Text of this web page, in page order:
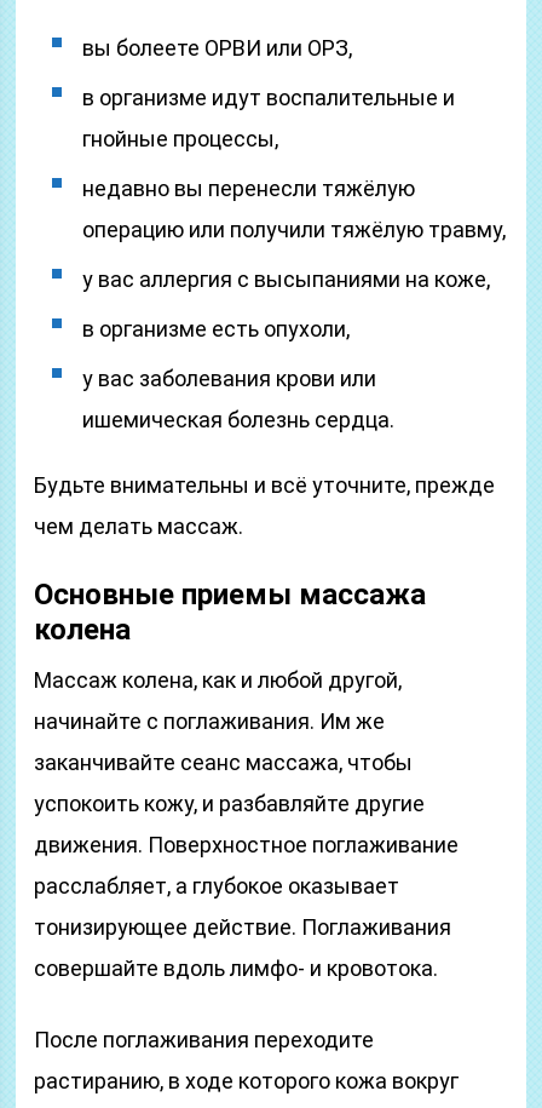
вы болеете ОРВИ или ОРЗ,
в организме идут воспалительные и
гнойные процессы,
недавно вы перенесли тяжёлую
операцию или получили тяжёлую травму,
у вас аллергия с высыпаниями на коже,
в организме есть опухоли,
у вас заболевания крови или
ишемическая болезнь сердца.
Будьте внимательны и всё уточните, прежде
чем делать массаж.
Основные приемы массажа
колена
Массаж колена, как и любой другой,
начинайте с поглаживания. Им же
заканчивайте сеанс массажа, чтобы
успокоить кожу, и разбавляйте другие
движения. Поверхностное поглаживание
расслабляет, а глубокое оказывает
тонизирующее действие. Поглаживания
совершайте вдоль лимфо- и кровотока.
После поглаживания переходите
растиранию, в ходе которого кожа вокруг